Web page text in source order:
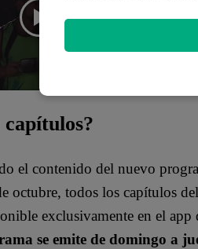
capítulos?
el contenido del nuevo
octubre, todos los capítulos
exclusivamente en el app
se emite de domingo a